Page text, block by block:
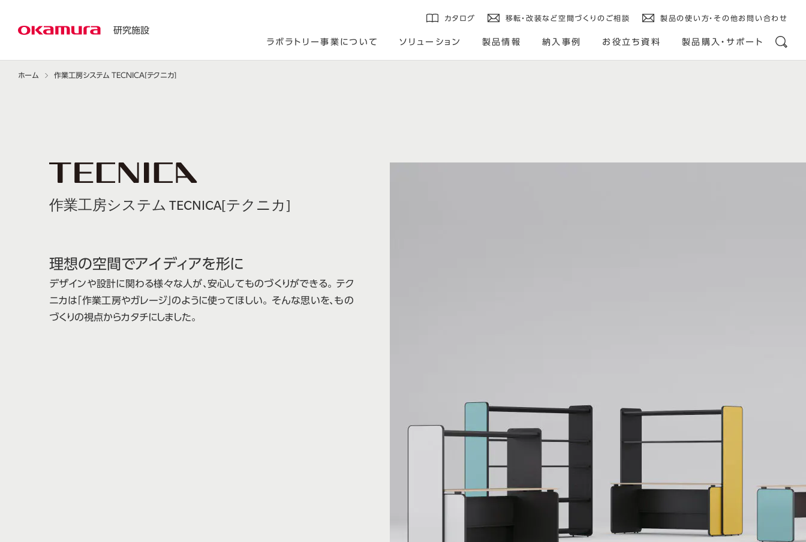
研究施設
カタログ 移転・改装など空間づくりのご相談 製品の使い方・その他お問い合わせ
ラボラトリー事業について ソリューション 製品情報 納入事例 お役立ち資料 製品購入・サポート
ホーム 作業工房システム TECNICA[テクニカ]
作業工房システム TECNICA[テクニカ]
理想の空間でアイディアを形に
デザインや設計に関わる様々な⼈が、安⼼してものづくりができる。 テク
ニカは「作業⼯房やガレージ」のように使ってほしい。 そんな思いを、もの
づくりの視点からカタチにしました。